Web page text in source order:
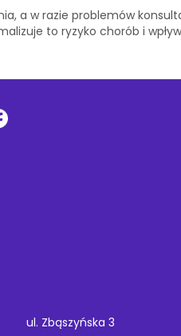
a w razie problemów
to ryzyko chorób i
ul. Zbąszyńska 3